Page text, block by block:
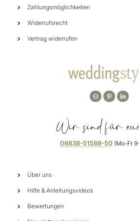
Zahlungsmöglichkeiten
Widerrufsrecht
Vertrag widerrufen
Wir sind für
06838-51588-50 (Mo-Fr
Über uns
Hilfe & Anleitungsvideos
Bewertungen